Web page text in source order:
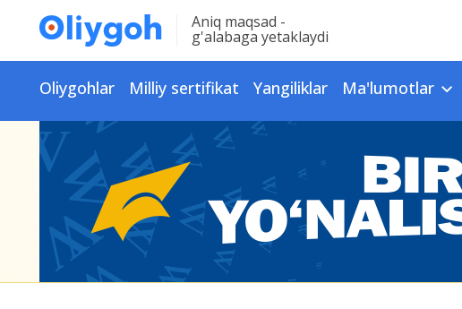
Aniq maqsad -
g'alabaga yetaklaydi
Oliygohlar Milliy sertifikat Yangiliklar Ma'lumotlar